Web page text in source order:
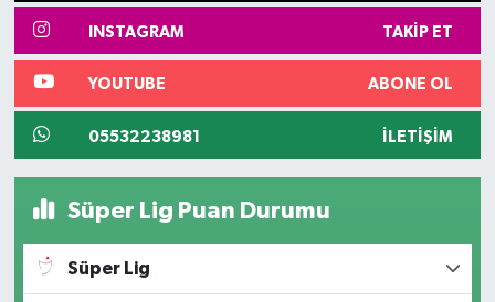
INSTAGRAM TAKIP ET
YOUTUBE ABONE OL
05532238981 İLETIŞIM
Süper Lig Puan Durumu
Süper Lig